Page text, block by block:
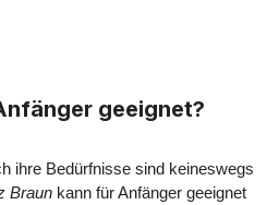
geeignet?
ihre Bedürfnisse sind keineswegs
Braun kann für Anfänger geeignet